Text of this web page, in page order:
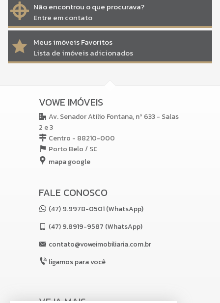
Não encontrou o que procurava?
Entre em contato
Meus imóveis Favoritos
Lista de imóveis adicionados
VOWE IMÓVEIS
Av. Senador Atílio Fontana, nº 633 - Salas
2 e 3
Centro - 88210-000
Porto Belo /SC
mapa google
FALE CONOSCO
(47) 9.9978-0501 (WhatsApp)
(47)9.8919-9587 (WhatsApp)
contato@voweimobiliaria.com.br
ligamos para você